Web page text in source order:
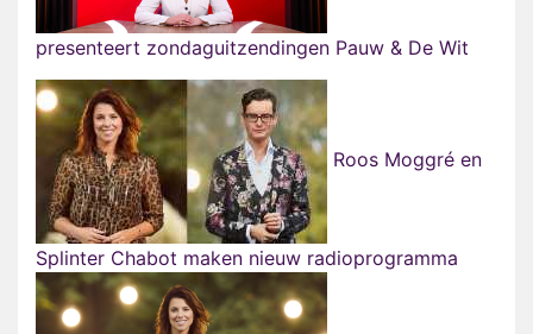
presenteert zondaguitzendingen Pauw & De Wit
Roos Moggré en
Splinter Chabot maken nieuw radioprogramma